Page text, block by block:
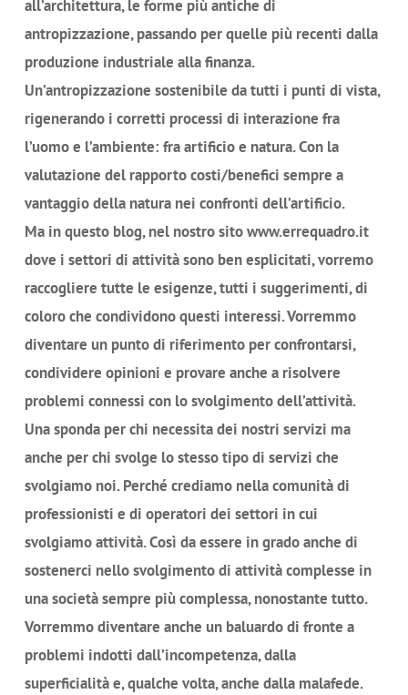
all’architettura, le forme più antiche di
antropizzazione, passando per quelle più recenti dalla
produzione industriale alla finanza.
Un’antropizzazione sostenibile da tutti i punti di vista,
rigenerando i corretti processi di interazione fra
l’uomo e l’ambiente: fra artificio e natura. Con la
valutazione del rapporto costi/benefici sempre a
vantaggio della natura nei confronti dell’artificio.
Ma in questo blog, nel nostro sito www.errequadro.it
dove i settori di attività sono ben esplicitati, vorremo
raccogliere tutte le esigenze, tutti i suggerimenti, di
coloro che condividono questi interessi. Vorremmo
diventare un punto di riferimento per confrontarsi,
condividere opinioni e provare anche a risolvere
problemi connessi con lo svolgimento dell’attività.
Una sponda per chi necessita dei nostri servizi ma
anche per chi svolge lo stesso tipo di servizi che
svolgiamo noi. Perché crediamo nella comunità di
professionisti e di operatori dei settori in cui
svolgiamo attività. Così da essere in grado anche di
sostenerci nello svolgimento di attività complesse in
una società sempre più complessa, nonostante tutto.
Vorremmo diventare anche un baluardo di fronte a
problemi indotti dall’incompetenza, dalla
superficialità e, qualche volta, anche dalla malafede.